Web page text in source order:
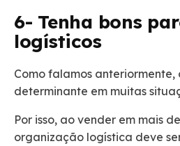
6- Tenha bons
logísticos
Como falamos
determinante em muitas
Por isso, ao vender em mais
organização logística deve